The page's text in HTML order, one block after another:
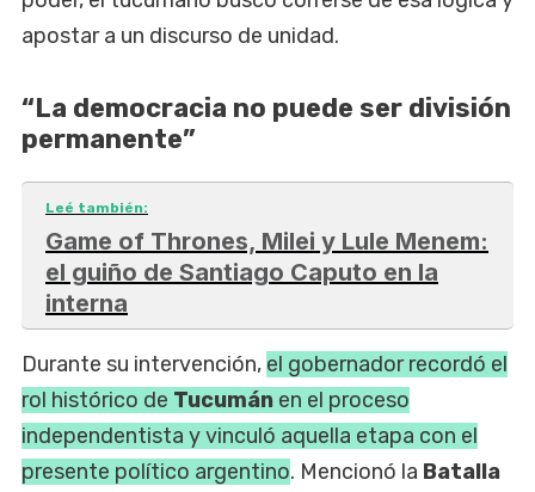
apostar a un discurso de unidad.
“La democracia no puede ser división
permanente”
Leé también:
Game of Thrones, Milei y Lule Menem:
el guiño de Santiago Caputo en la
interna
Durante su intervención, el gobernador recordó el
rol histórico de Tucumán en el proceso
independentista y vinculó aquella etapa con el
presente político argentino. Mencionó la Batalla